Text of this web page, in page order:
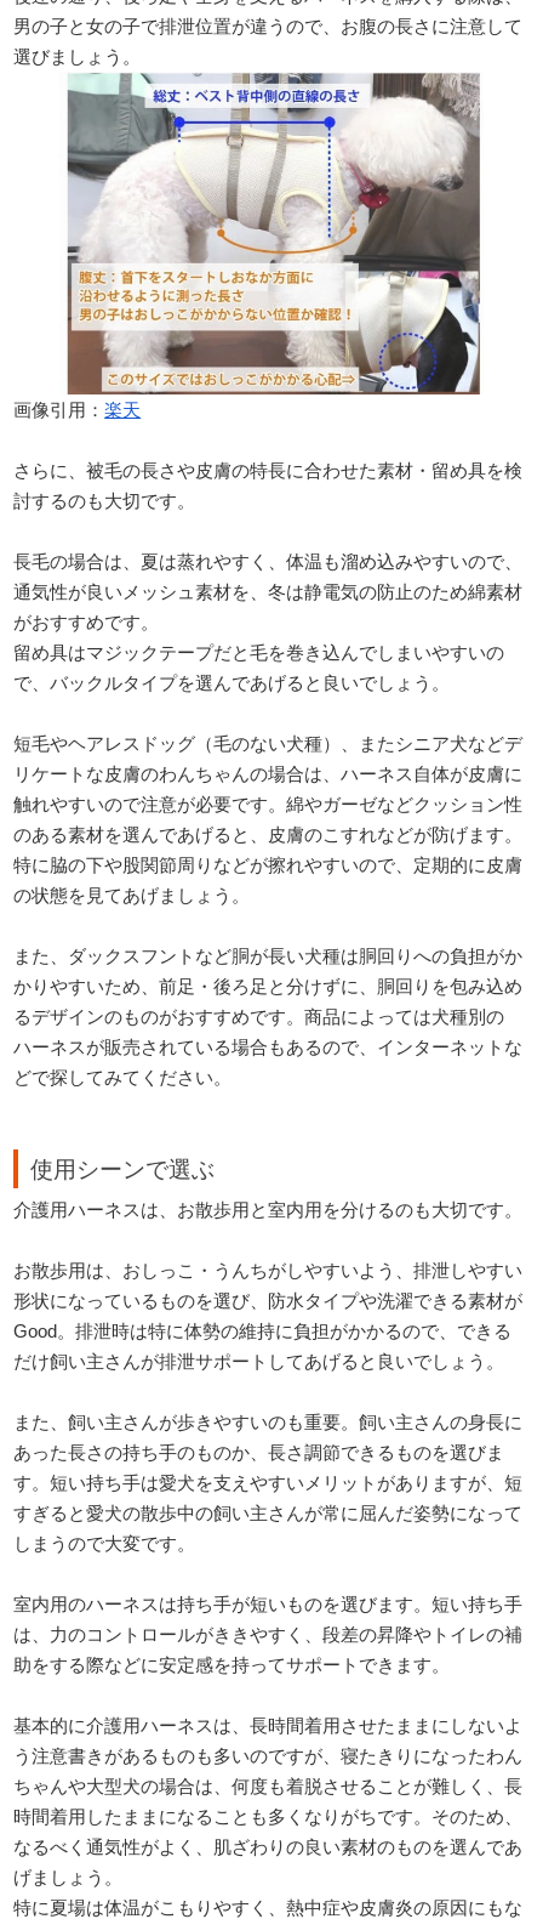
男の子と女の子で排泄位置が違うので、お腹の長さに注意して
選びましょう。
画像引用：楽天
さらに、被毛の長さや皮膚の特長に合わせた素材・留め具を検
討するのも大切です。
長毛の場合は、夏は蒸れやすく、体温も溜め込みやすいので、
通気性が良いメッシュ素材を、冬は静電気の防止のため綿素材
がおすすめです。
留め具はマジックテープだと毛を巻き込んでしまいやすいの
で、バックルタイプを選んであげると良いでしょう。
短毛やヘアレスドッグ（毛のない犬種）、またシニア犬などデ
リケートな皮膚のわんちゃんの場合は、ハーネス自体が皮膚に
触れやすいので注意が必要です。綿やガーゼなどクッション性
のある素材を選んであげると、皮膚のこすれなどが防げます。
特に脇の下や股関節周りなどが擦れやすいので、定期的に皮膚
の状態を見てあげましょう。
また、ダックスフントなど胴が長い犬種は胴回りへの負担がか
かりやすいため、前足・後ろ足と分けずに、胴回りを包み込め
るデザインのものがおすすめです。商品によっては犬種別の
ハーネスが販売されている場合もあるので、インターネットな
どで探してみてください。
使用シーンで選ぶ
介護用ハーネスは、お散歩用と室内用を分けるのも大切です。
お散歩用は、おしっこ・うんちがしやすいよう、排泄しやすい
形状になっているものを選び、防水タイプや洗濯できる素材が
Good。排泄時は特に体勢の維持に負担がかかるので、できる
だけ飼い主さんが排泄サポートしてあげると良いでしょう。
また、飼い主さんが歩きやすいのも重要。飼い主さんの身長に
あった長さの持ち手のものか、長さ調節できるものを選びま
す。短い持ち手は愛犬を支えやすいメリットがありますが、短
すぎると愛犬の散歩中の飼い主さんが常に屈んだ姿勢になって
しまうので大変です。
室内用のハーネスは持ち手が短いものを選びます。短い持ち手
は、力のコントロールがききやすく、段差の昇降やトイレの補
助をする際などに安定感を持ってサポートできます。
基本的に介護用ハーネスは、長時間着用させたままにしないよ
う注意書きがあるものも多いのですが、寝たきりになったわん
ちゃんや大型犬の場合は、何度も着脱させることが難しく、長
時間着用したままになることも多くなりがちです。そのため、
なるべく通気性がよく、肌ざわりの良い素材のものを選んであ
げましょう。
特に夏場は体温がこもりやすく、熱中症や皮膚炎の原因にもな